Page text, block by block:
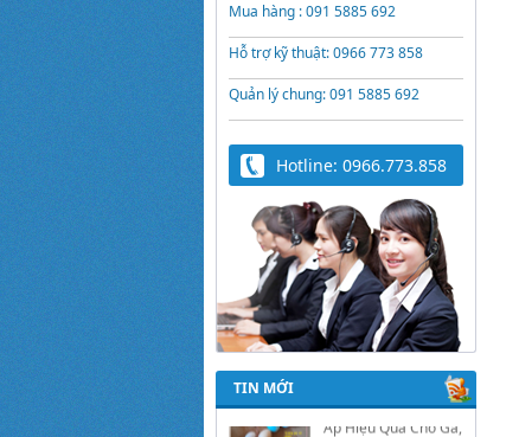
Mua hàng : 091 5885 692
Hỗ trợ kỹ thuật: 0966 773 858
Quản lý chung: 091 5885 692
Hotline: 0966.773.858
TIN MỚI
Trứng Giả Lộc Phát
Có Nước - Giải Pháp
Ấp Hiệu Quả Cho Gà,
Vịt, Bồ Câu
Video hướng dẫn cài